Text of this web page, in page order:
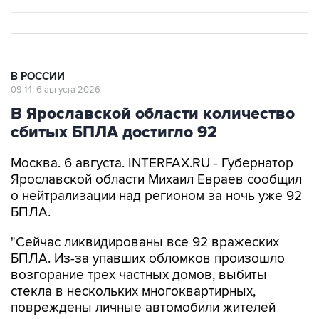
В РОССИИ
09:14, 6 августа 2026
В Ярославской области количество
сбитых БПЛА достигло 92
Москва. 6 августа. INTERFAX.RU - Губернатор
Ярославской области Михаил Евраев сообщил
о нейтрализации над регионом за ночь уже 92
БПЛА.
"Сейчас ликвидированы все 92 вражеских
БПЛА. Из-за упавших обломков произошло
возгорание трех частных домов, выбиты
стекла в нескольких многоквартирных,
повреждены личные автомобили жителей